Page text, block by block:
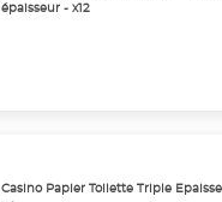
épaisseur - x12
Casino Papier Toilette Triple